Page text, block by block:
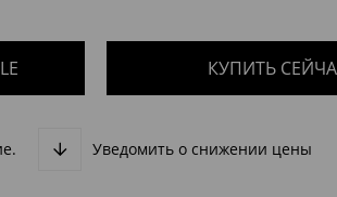
Уведомить о снижении цены